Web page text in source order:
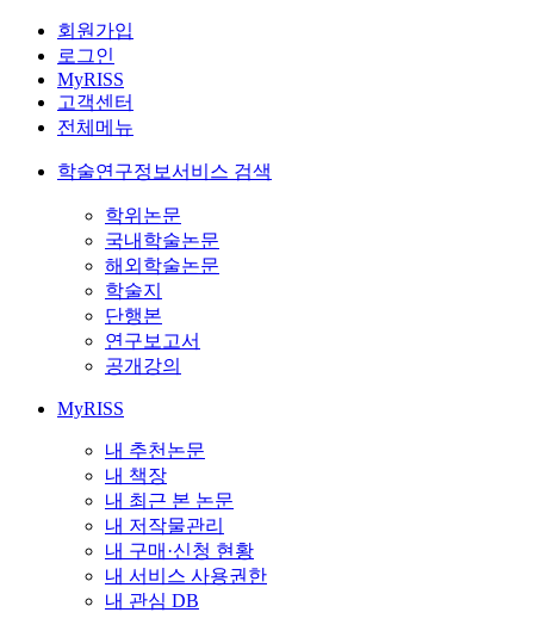
회원가입
로그인
MyRISS
고객센터
전체메뉴
학술연구정보서비스 검색
학위논문
국내학술논문
해외학술논문
학술지
단행본
연구보고서
공개강의
MyRISS
내 추천논문
내 책장
내 최근 본 논문
내 저작물관리
내 구매·신청 현황
내 서비스 사용권한
내 관심 DB